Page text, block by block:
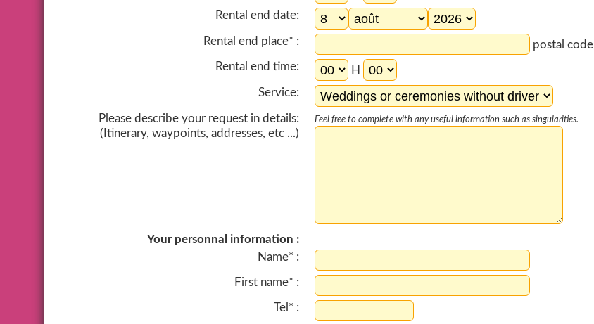
Rental end date:
Rental end place* :
postal code
Rental end time:
H
Service:
Please describe your request in details:
(Itinerary, waypoints, addresses, etc ...)
Feel free to complete with any useful information such as singularities.
Your personnal information :
Name* :
First name* :
Tel* :